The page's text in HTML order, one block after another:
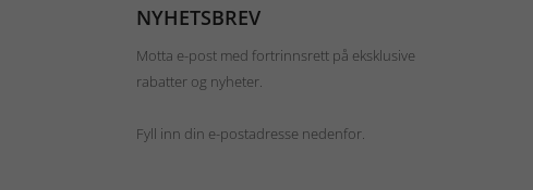
NYHETSBREV
Motta e-post med fortrinnsrett på eksklusive
rabatter og nyheter.
Fyll inn din e-postadresse nedenfor.